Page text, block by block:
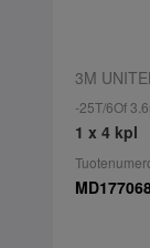
3M
-25T/6Of
1 x 4 kpl